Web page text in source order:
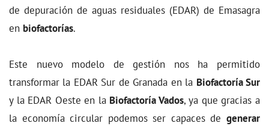
de depuración de aguas residuales (EDAR) de Emasagra
en biofactorías.
Este nuevo modelo de gestión nos ha permitido
transformar la EDAR Sur de Granada en la Biofactoría Sur
y la EDAR Oeste en la Biofactoría Vados, ya que gracias a
la economía circular podemos ser capaces de generar